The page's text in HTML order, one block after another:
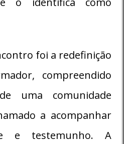
foi a redefinição
compreendido
uma comunidade
a acompanhar
e testemunho. A